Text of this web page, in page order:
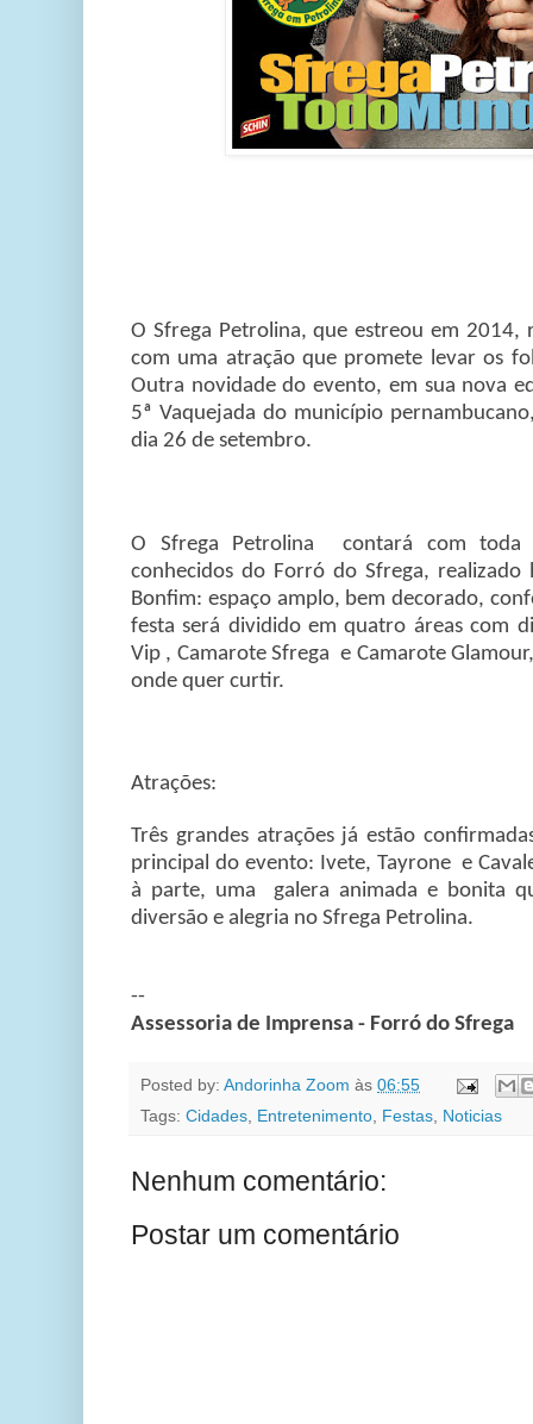
O Sfrega Petrolina, que estreou em 2014,
com uma atração que promete levar os
Outra novidade do evento, em sua nova
5ª Vaquejada do município
dia 26 de setembro.
O Sfrega Petrolina contará com
conhecidos do Forró do Sfrega,
Bonfim: espaço amplo, bem decorado,
festa será dividido em quatro áreas com
Vip , Camarote Sfrega e Camarote
onde quer curtir.
Atrações:
Três grandes atrações já estão
principal do evento: Ivete, Tayrone e
à parte, uma galera animada e bonita
diversão e alegria no Sfrega Petrolina.
--
Assessoria de Imprensa - Forró do Sfrega
Posted by: Andorinha Zoom às 06:55
Tags: Cidades, Entretenimento, Festas, Noticias
Nenhum comentário:
Postar um comentário